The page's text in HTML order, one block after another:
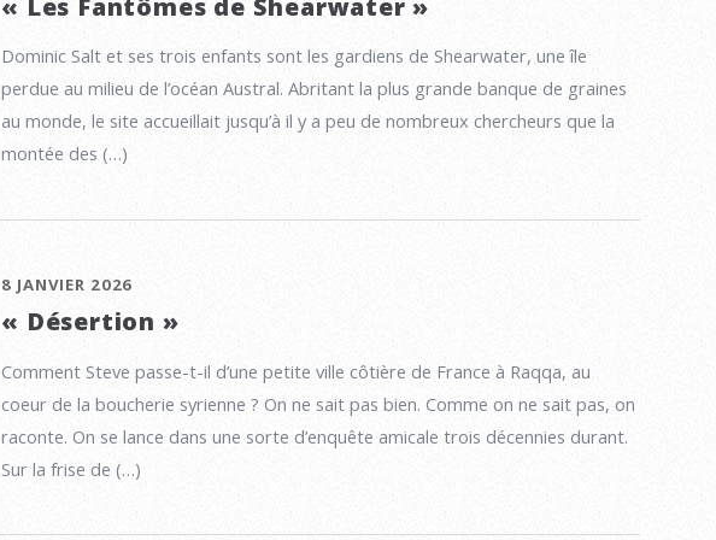
Dominic Salt et ses trois enfants sont les gardiens de Shearwater, une île
perdue au milieu de l’océan Austral. Abritant la plus grande banque de graines
au monde, le site accueillait jusqu’à il y a peu de nombreux chercheurs que la
montée des (…)
8 JANVIER 2026
« Désertion »
Comment Steve passe-t-il d’une petite ville côtière de France à Raqqa, au
coeur de la boucherie syrienne ? On ne sait pas bien. Comme on ne sait pas, on
raconte. On se lance dans une sorte d’enquête amicale trois décennies durant.
Sur la frise de (…)